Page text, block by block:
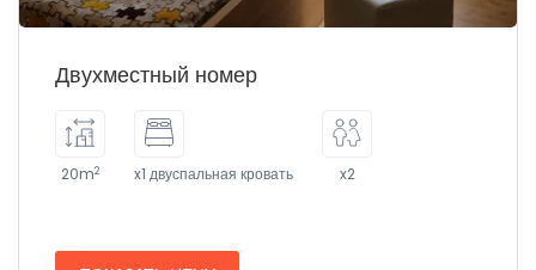
Двухместный номер
20m2 x1 двуспальная кровать x2